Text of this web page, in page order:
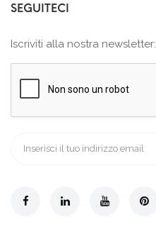
SEGUITECI
Iscriviti alla nostra newsletter: